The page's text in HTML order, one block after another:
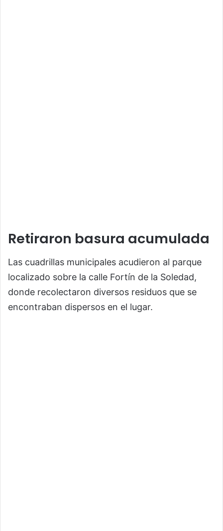
Retiraron basura acumulada
Las cuadrillas municipales acudieron al parque
localizado sobre la calle Fortín de la Soledad,
donde recolectaron diversos residuos que se
encontraban dispersos en el lugar.